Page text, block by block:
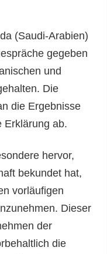
(Saudi-Arabien)
gegeben
und
Die
die Ergebnisse
Erklärung ab.
hervor,
bekundet hat,
vorläufigen
Dieser
der
die